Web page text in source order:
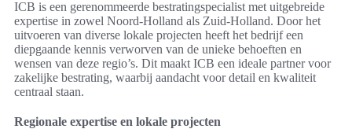
ICB is een gerenommeerde bestratingspecialist met uitgebreide
expertise in zowel Noord-Holland als Zuid-Holland. Door het
uitvoeren van diverse lokale projecten heeft het bedrijf een
diepgaande kennis verworven van de unieke behoeften en
wensen van deze regio’s. Dit maakt ICB een ideale partner voor
zakelijke bestrating, waarbij aandacht voor detail en kwaliteit
centraal staan.
Regionale expertise en lokale projecten